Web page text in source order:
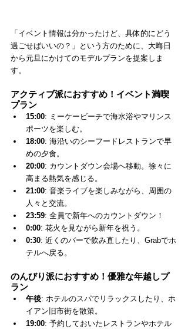
「イベント情報は分かったけど、具体的にどう
過ごせばいいの？」という方のために、大晦日
から元旦にかけてのモデルプランを提案しま
す。
アクティブ派におすすめ！イベント満喫
プラン
15:00: ミーケービーチで海水浴やマリンス
ポーツを楽しむ。
18:00: 海沿いのシーフードレストランで早
めの夕食。
20:00: カウントダウン会場へ移動。徐々に
高まる熱気を感じる。
21:00: 音楽ライブを楽しみながら、周囲の
人々と交流。
23:59: 全員で新年へのカウントダウン！
0:00: 花火を見ながら新年を祝う。
0:30: 近くのバーで飲み直したり、Grabでホ
テルへ戻る。
のんびり派におすすめ！優雅な年越しプ
ラン
午後: ホテルのスパでリラックスしたり、ホ
イアン旧市街を散策。
19:00: 予約しておいたレストランやホテル